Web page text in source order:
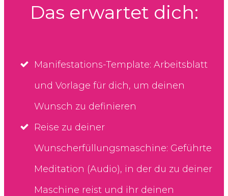
Das erwartet dich:
Manifestations-Template: Arbeitsblatt
und Vorlage für dich, um deinen
Wunsch zu definieren
Reise zu deiner
Wunscherfüllungsmaschine: Geführte
Meditation (Audio), in der du zu deiner
Maschine reist und ihr deinen